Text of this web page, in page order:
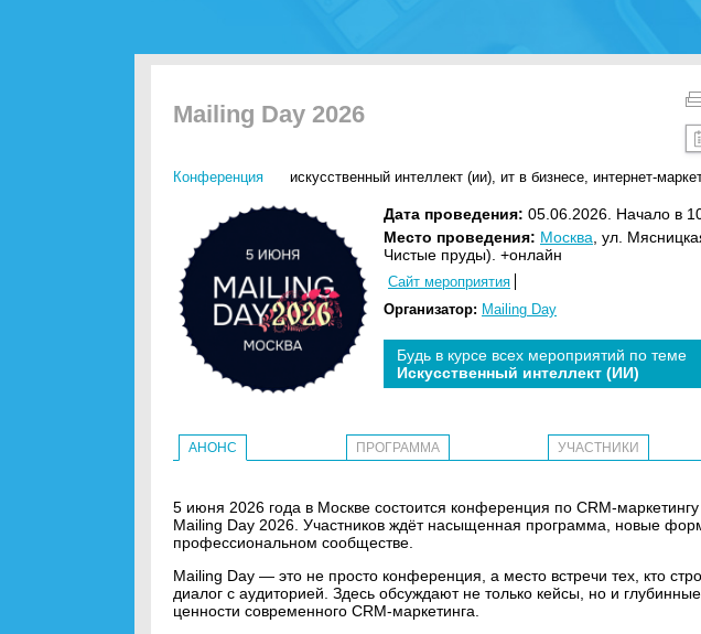
Mailing Day 2026
Конференция искусственный интеллект (ии), ит в бизнесе, интернет-
Дата проведения: 05.06.2026. Начало в
Место проведения: Москва , ул.
Чистые пруды). +онлайн
Сайт мероприятия
Организатор: Mailing Day
Будь в курсе всех мероприятий по теме
Искусственный интеллект (ИИ)
АНОНС ПРОГРАММА УЧАСТНИКИ
5 июня 2026 года в Москве состоится конференция по CRM-
Mailing Day 2026. Участников ждёт насыщенная программа, новые
профессиональном сообществе.
Mailing Day — это не просто конференция, а место встречи тех, кто
диалог с аудиторией. Здесь обсуждают не только кейсы, но и
ценности современного CRM-маркетинга.